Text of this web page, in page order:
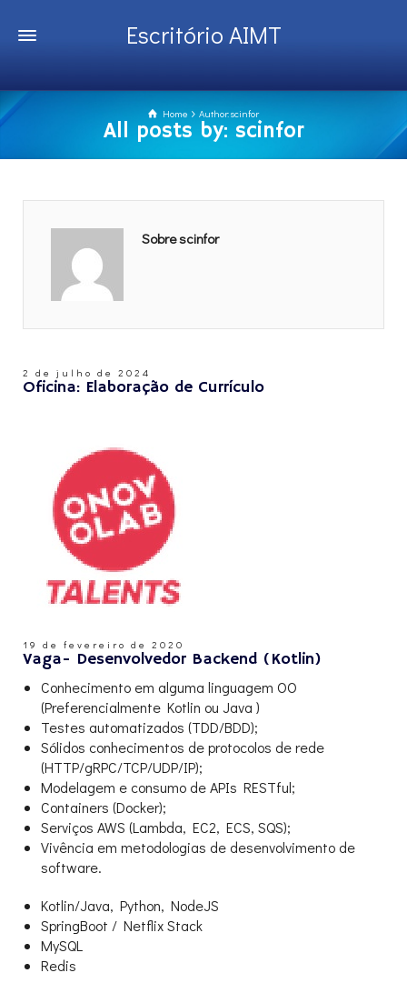
Escritório AIMT
Home Author: scinfor
All posts by: scinfor
Sobre scinfor
2 de julho de 2024
Oficina: Elaboração de Currículo
19 de fevereiro de 2020
Vaga- Desenvolvedor Backend (Kotlin)
Conhecimento em alguma linguagem OO
(Preferencialmente Kotlin ou Java )
Testes automatizados (TDD/BDD);
Sólidos conhecimentos de protocolos de rede
(HTTP/gRPC/TCP/UDP/IP);
Modelagem e consumo de APIs RESTful;
Containers (Docker);
Serviços AWS (Lambda, EC2, ECS, SQS);
Vivência em metodologias de desenvolvimento de
software.
Kotlin/Java, Python, NodeJS
SpringBoot / Netflix Stack
MySQL
Redis